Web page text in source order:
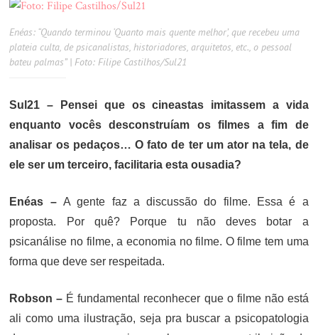
Enéas: “Quando terminou ‘Quanto mais quente melhor’, que recebeu uma
plateia culta, de psicanalistas, historiadores, arquitetos, etc., o pessoal
bateu palmas” | Foto: Filipe Castilhos/Sul21
Sul21 – Pensei que os cineastas imitassem a vida
enquanto vocês desconstruíam os filmes a fim de
analisar os pedaços… O fato de ter um ator na tela, de
ele ser um terceiro, facilitaria esta ousadia?
Enéas –A gente faz a discussão do filme. Essa é a
proposta. Por quê? Porque tu não deves botar a
psicanálise no filme, a economia no filme. O filme tem uma
forma que deve ser respeitada.
Robson – É fundamental reconhecer que o filme não está
ali como uma ilustração, seja pra buscar a psicopatologia